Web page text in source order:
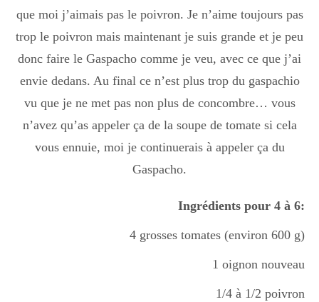
plats
Dessert
Boisson chaudes
Les classiques
Mes amis en cuisine
que moi j’aimais pas le poivron. Je n’aime toujours pas
trop le poivron mais maintenant je suis grande et je peu
donc faire le Gaspacho comme je veu, avec ce que j’ai
envie dedans. Au final ce n’est plus trop du gaspachio
vu que je ne met pas non plus de concombre… vous
n’avez qu’as appeler ça de la soupe de tomate si cela
vous ennuie, moi je continuerais à appeler ça du
Gaspacho.
Ingrédients pour 4 à 6:
4 grosses tomates (environ 600 g)
1 oignon nouveau
1/4 à 1/2 poivron